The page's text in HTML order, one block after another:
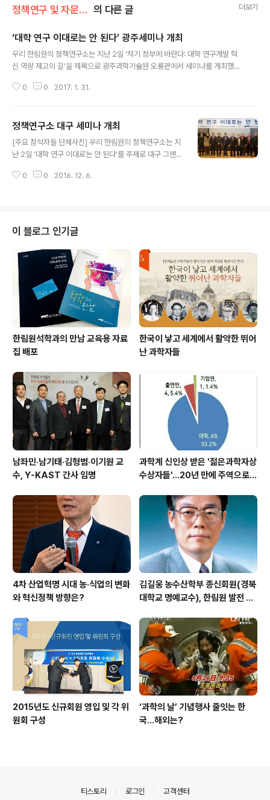
정책연구 및 자문/정책연구소 의 다른 글 더보기
‘대학 연구 이대로는 안 된다’ 광주세미나 개최
우리 한림원의 정책연구소는 지난 2일 ‘차기 정부에 바란다: 대학 연구개발 혁
신 역량 제고의 길’을 제목으로 광주과학기술원 오룡관에서 세미나를 개최했다.
으며, 이어진 종합토론에는 방윤규 전남대학교 교수와 이병훈 광주과학기술원
연구수행과정에서 혁신적인 연구를 가능하게 만들 방안을 제시했다. 구체적으
로 △ 도전적인 연구에 대한 지원 비중 확대 △ 대학 연구․교원 인력 선발 시스
템 개방화 및 국제적 질적 평가체제에 따른 승진 시스템의 운영 △ 연구성과 평
0 0 2017. 1. 31.
정책연구소 대구 세미나 개최
[주요 참석자들 단체사진] 우리 한림원의 정책연구소는 지
난 2일 ‘대학 연구 이대로는 안 된다’를 주제로 대구 그랜드
발 혁신 역량 제고의 길’이라는 주제로 발표를 맡았으며, 이
인력, 연구성과평가)에 대한 제고방안은 물론, 연구수행과
정에서 혁신적인 연구를 가능하게 만들 방안을 제시했다.
구체적으로 △ 도전적인 연구에 대한 지원 비중 확대 △ 대
학 연구․교원 인력 선발 시스템 개방화 및 국제적 질적 평가
체제에 따른 승진 시스템의 운영 △ 연구성과 평가에서의
정성평가 기준 제거 △ 연구수..
0 0 2016. 12. 6.
이 블로그 인기글
한림원석학과의 만남 교육용 자료
집 배포
한국이 낳고 세계에서 활약한 뛰어
난 과학자들
남좌민·남기태·김형범·이기원 교
수, Y-KAST 간사 임명
과학계 신인상 받은 '젊은과학자상
수상자들'…20년 만에 주역으로
4차 산업혁명 시대 농·식업의 변화
와 혁신정책 방향은?
김길웅 농수산학부 종신회원(경북
대학교 명예교수), 한림원 발전 위
2015년도 신규회원 영입 및 각 위
원회 구성
‘과학의 날’ 기념행사 줄잇는 한
국…해외는?
티스토리 로그인 고객센터